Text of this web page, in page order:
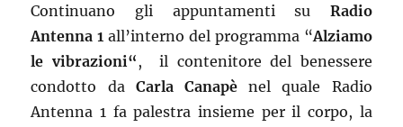
Continuano gli appuntamenti su Radio
Antenna1 all’interno del programma “Alziamo
le vibrazioni“ , il contenitore del benessere
condotto da Carla Canapè nel quale Radio
Antenna 1 fa palestra insieme per il corpo, la